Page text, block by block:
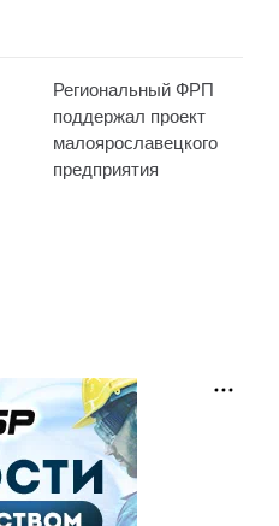
Региональный ФРП
поддержал проект
малоярославецкого
предприятия